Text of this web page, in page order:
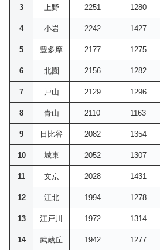
3 上野 2251 1280
4 小岩 2242 1427
5 豊多摩 2177 1275
6 北園 2156 1282
7 戸山 2129 1296
8 青山 2110 1163
9 日比谷 2082 1354
10 城東 2052 1307
11 文京 2028 1431
12 江北 1994 1278
13 江戸川 1972 1314
14 武蔵丘 1942 1277